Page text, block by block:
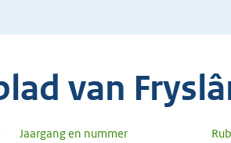
van
Jaargang en nummer